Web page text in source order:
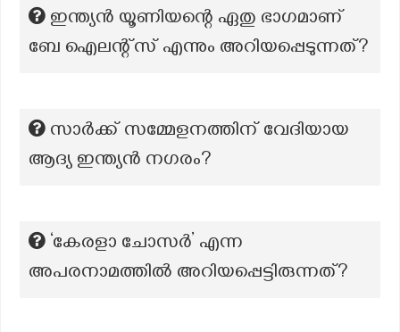
ഇന്ത്യൻ യൂണിയന്റെ ഏതു ഭാഗമാണ്
ബേ ഐലന്റ്സ് എന്നും അറിയപ്പെടുന്നത്?
സാർക്ക് സമ്മേളനത്തിന് വേദിയായ
ആദ്യ ഇന്ത്യൻ നഗരം?
‘കേരളാ ചോസർ’ എന്ന
അപരനാമത്തില്‍ അറിയപ്പെട്ടിരുന്നത്?